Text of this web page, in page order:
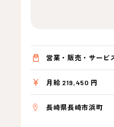
営業・販売・サービ
月給 219,450 円
長崎県長崎市浜町